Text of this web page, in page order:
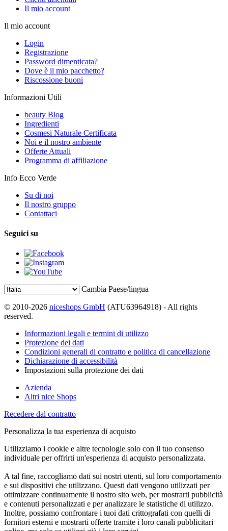
Il mio account
Il mio account
Login
Registrazione
Password dimenticata?
Dove è il mio pacchetto?
Riscossione buoni
Informazioni Utili
beauty Blog
Ingredienti
Cosmesi Naturale Certificata
Noi e il nostro ambiente
Offerte Attuali
Programma di affiliazione
Info Ecco Verde
Su di noi
Il nostro gruppo
Contattaci
Seguici su
Cambia Paese/lingua
© 2010-2026 niceshops GmbH (ATU63964918) - All rights
reserved.
Informazioni legali e termini di utilizzo
Protezione dei dati
Condizioni generali di contratto e politica di cancellazione
Dichiarazione di accessibilità
Impostazioni sulla protezione dei dati
Azienda
Altri nice Shops
Recedere dal contratto
Personalizza la tua esperienza di acquisto
Utilizziamo i cookie e altre tecnologie solo con il tuo consenso
individuale per offrirti un'esperienza di acquisto personalizzata.
A tal fine, raccogliamo dati sui nostri utenti, sul loro comportamento
e sui dispositivi che utilizzano. Questi dati vengono utilizzati per
ottimizzare continuamente il nostro sito web, per mostrarti pubblicità
e contenuti personalizzati e per analizzare le statistiche di utilizzo.
Inoltre, possiamo confrontare i tuoi dati crittografati con quelli di
fornitori esterni e mostrarti offerte tramite i loro canali pubblicitari